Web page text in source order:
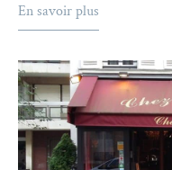
En savoir plus